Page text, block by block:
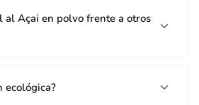
al Açai en polvo frente a otros
ecológica?